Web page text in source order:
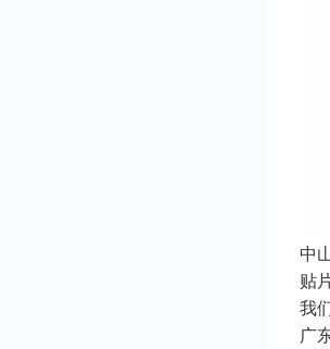
中
贴
我
广